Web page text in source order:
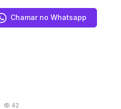
Chamar no Whatsapp
42